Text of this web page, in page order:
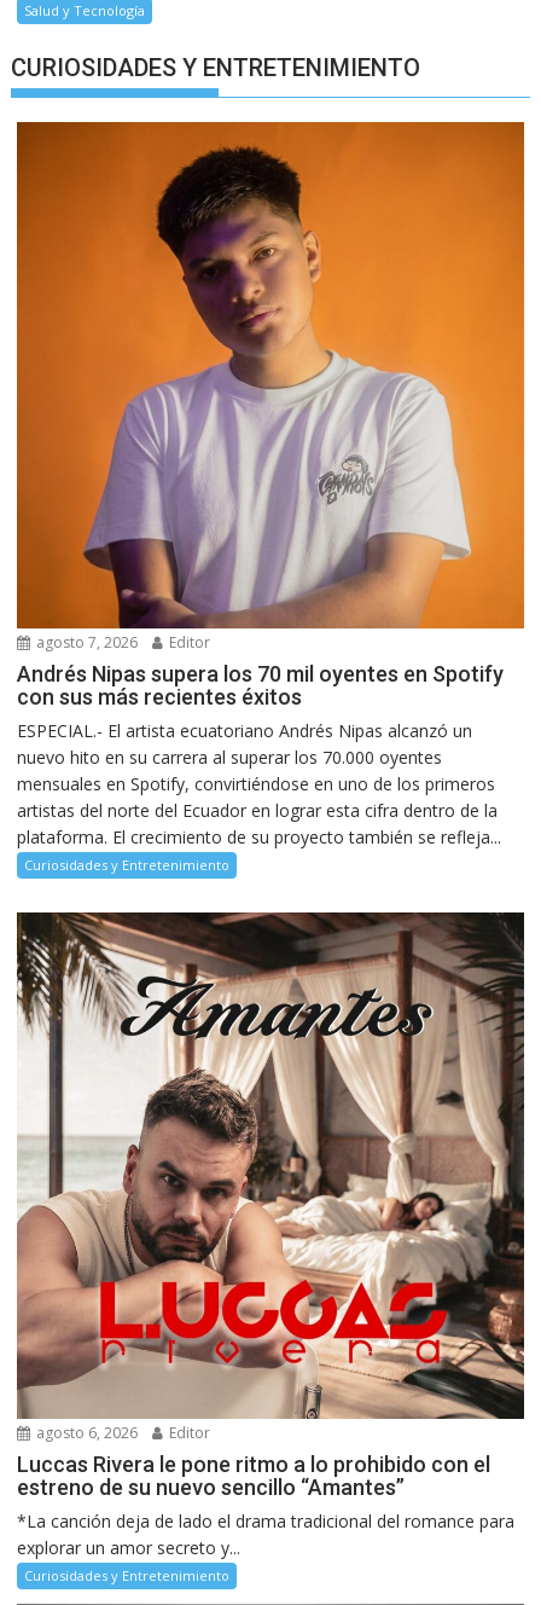
Salud y Tecnología
CURIOSIDADES Y ENTRETENIMIENTO
agosto 7, 2026 Editor
Andrés Nipas supera los 70 mil oyentes en Spotify
con sus más recientes éxitos
ESPECIAL.- El artista ecuatoriano Andrés Nipas alcanzó un
nuevo hito en su carrera al superar los 70.000 oyentes
mensuales en Spotify, convirtiéndose en uno de los primeros
artistas del norte del Ecuador en lograr esta cifra dentro de la
plataforma. El crecimiento de su proyecto también se refleja...
Curiosidades y Entretenimiento
agosto 6, 2026 Editor
Luccas Rivera le pone ritmo a lo prohibido con el
estreno de su nuevo sencillo “Amantes”
*La canción deja de lado el drama tradicional del romance para
explorar un amor secreto y...
Curiosidades y Entretenimiento